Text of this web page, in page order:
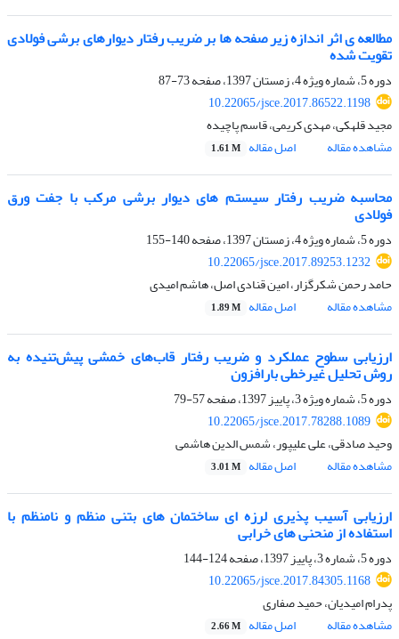
مطالعه ی اثر اندازه زیر صفحه ها بر ضریب رفتار دیوارهای برشی فولادی
تقویت شده
دوره 5، شماره ویژه 4، زمستان 1397، صفحه
73-87
10.22065/jsce.2017.86522.1198
مجید قلهکی، مهدی کریمی، قاسم پاچیده
مشاهده مقاله
اصل مقاله 1.61 M
محاسبه ضریب رفتار سیستم های دیوار برشی مرکب با جفت ورق
فولادی
دوره 5، شماره ویژه 4، زمستان 1397، صفحه
140-155
10.22065/jsce.2017.89253.1232
حامد رحمن شکرگزار، امین قنادی اصل، هاشم امیدی
مشاهده مقاله
اصل مقاله 1.89 M
ارزیابی سطوح عملکرد و ضریب رفتار قاب‌های خمشی پیش‌تنیده به
روش تحلیل غیر‌خطی بار‌افزون
دوره 5، شماره ویژه 3، پاییز 1397، صفحه
57-79
10.22065/jsce.2017.78288.1089
وحید صادقی، علی علیپور، شمس الدین هاشمی
مشاهده مقاله
اصل مقاله 3.01 M
ارزیابی آسیب پذیری لرزه ای ساختمان های بتنی منظم و نامنظم با
استفاده از منحنی های خرابی
دوره 5، شماره 3، پاییز 1397، صفحه
124-144
10.22065/jsce.2017.84305.1168
پدرام امیدیان، حمید صفاری
مشاهده مقاله
اصل مقاله 2.66 M